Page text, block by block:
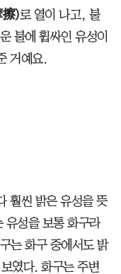
擦)로 열이 나고, 불
불에 휩싸인 유성이
거예요.
훨씬 밝은 유성을 뜻
유성을 보통 화구라
는 화구 중에서도 밝
였다. 화구는 주변